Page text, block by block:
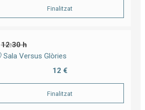
Finalitzat
12:30 h
Sala Versus Glòries
12 €
Finalitzat